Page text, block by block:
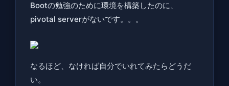
Bootの勉強のために環境を構築したのに、
pivotal serverがないです。。。
なるほど、なければ自分でいれてみたらどうだ
い。